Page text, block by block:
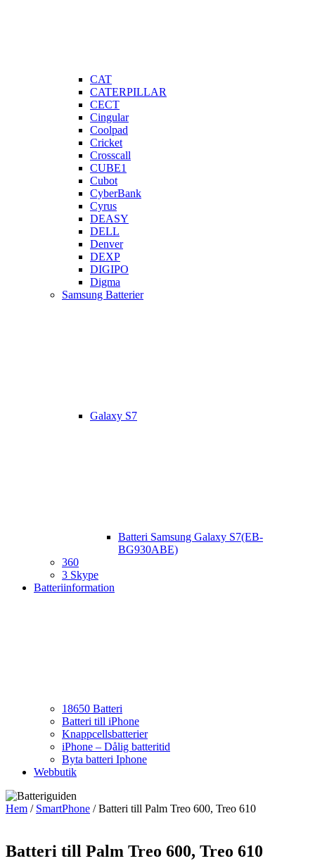
CAT
CATERPILLAR
CECT
Cingular
Coolpad
Cricket
Crosscall
CUBE1
Cubot
CyberBank
Cyrus
DEASY
DELL
Denver
DEXP
DIGIPO
Digma
Samsung Batterier
Galaxy S7
Batteri Samsung Galaxy S7(EB-
BG930ABE)
360
3 Skype
Batteriinformation
18650 Batteri
Batteri till iPhone
Knappcellsbatterier
iPhone – Dålig batteritid
Byta batteri Iphone
Webbutik
Hem / SmartPhone / Batteri till Palm Treo 600, Treo 610
Batteri till Palm Treo 600, Treo 610